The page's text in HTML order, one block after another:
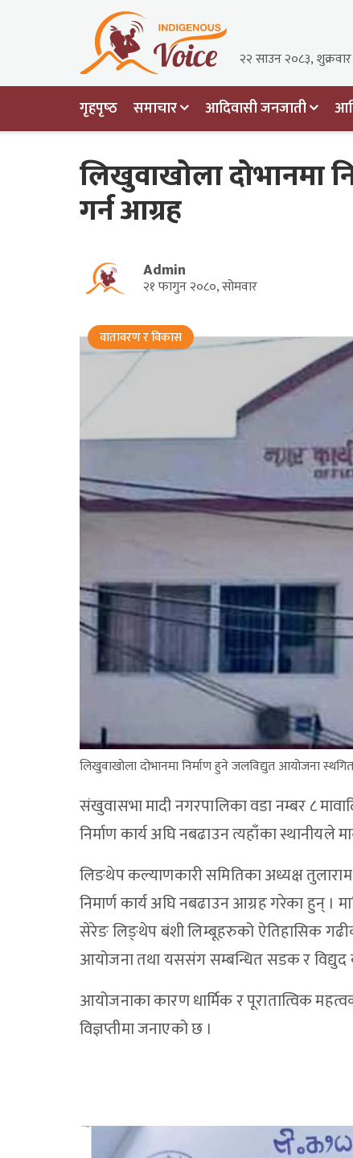
२२ साउन २०८३, शुक्रवार
गृहपृष्‍ठ समाचार आदिवासी जनजाती
लिखुवाखोला दोभानमा
गर्न आग्रह
Admin
२१ फागुन २०८०, सोमवार
वातावरण र विकास
लिखुवाखोला दोभानमा निर्माण हुने जलविद्युत आयोजना
संखुवासभा मादी नगरपालिका वडा नम्बर ८
निर्माण कार्य अघि नबढाउन त्यहाँका स्थानीयले
लिङथेप कल्याणकारी समितिका अध्यक्ष
निमार्ण कार्य अघि नबढाउन आग्रह गरेका हुन् ।
सेरेङ लिङ्थेप बंशी लिम्बूहरुको ऐतिहासिक
आयोजना तथा यससंग सम्बन्धित सडक र विद्युद
आयोजनाका कारण धार्मिक र पूरातात्विक
विज्ञप्तीमा जनाएको छ ।